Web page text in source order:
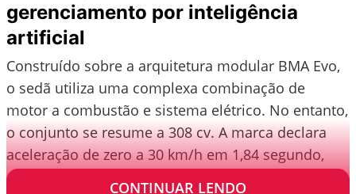
gerenciamento por inteligência
artificial
Construído sobre a arquitetura modular BMA Evo,
o sedã utiliza uma complexa combinação de
motor a combustão e sistema elétrico. No entanto,
o conjunto se resume a 308 cv. A marca declara
aceleração de zero a 30 km/h em 1,84 segundo,
que é um padrão comum nas medições chinesas.
CONTINUAR LENDO